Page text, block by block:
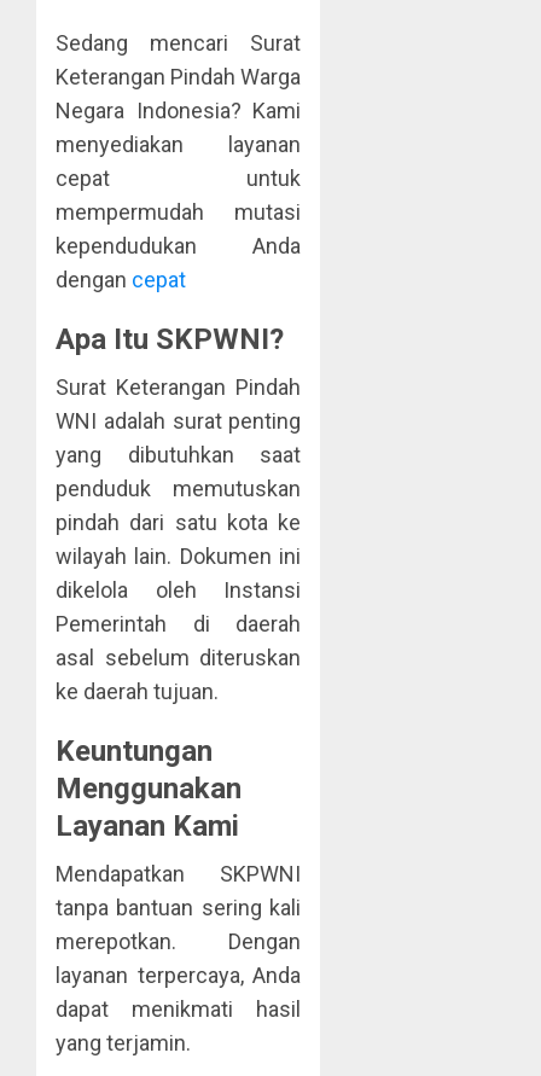
Sedang mencari Surat
Keterangan Pindah Warga
Negara Indonesia? Kami
menyediakan layanan
cepat untuk
mempermudah mutasi
kependudukan Anda
dengan cepat
Apa Itu SKPWNI?
Surat Keterangan Pindah
WNI adalah surat penting
yang dibutuhkan saat
penduduk memutuskan
pindah dari satu kota ke
wilayah lain. Dokumen ini
dikelola oleh Instansi
Pemerintah di daerah
asal sebelum diteruskan
ke daerah tujuan.
Keuntungan
Menggunakan
Layanan Kami
Mendapatkan SKPWNI
tanpa bantuan sering kali
merepotkan. Dengan
layanan terpercaya, Anda
dapat menikmati hasil
yang terjamin.